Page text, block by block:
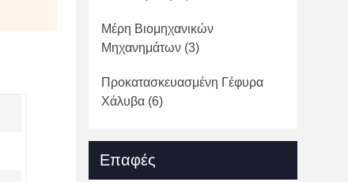
Μέρη Βιομηχανικών
Μηχανημάτων (3)
Προκατασκευασμένη Γέφυρα
Χάλυβα (6)
Επαφές